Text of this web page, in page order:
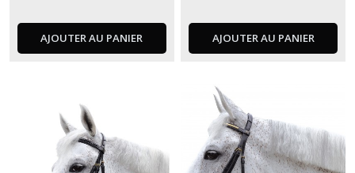
AJOUTER AU PANIER AJOUTER AU PANIER